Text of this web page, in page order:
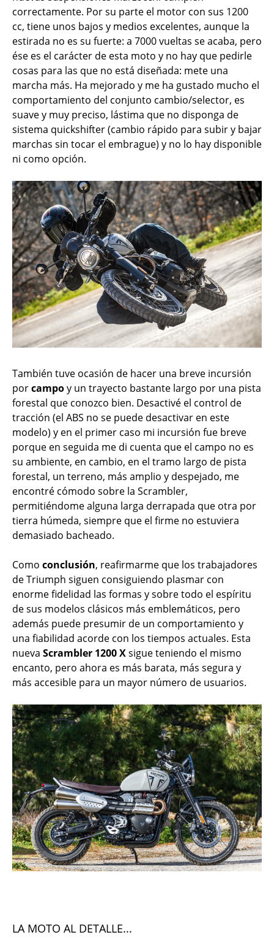
correctamente. Por su parte el motor con sus 1200
cc, tiene unos bajos y medios excelentes, aunque la
estirada no es su fuerte: a 7000 vueltas se acaba, pero
ése es el carácter de esta moto y no hay que pedirle
cosas para las que no está diseñada: mete una
marcha más. Ha mejorado y me ha gustado mucho el
comportamiento del conjunto cambio/selector, es
suave y muy preciso, lástima que no disponga de
sistema quickshifter (cambio rápido para subir y bajar
marchas sin tocar el embrague) y no lo hay disponible
ni como opción.
También tuve ocasión de hacer una breve incursión
porcampoy un trayecto bastante largo por una pista
forestal que conozco bien. Desactivé el control de
tracción (el ABS no se puede desactivar en este
modelo) y en el primer caso mi incursión fue breve
porque en seguida me di cuenta que el campo no es
su ambiente, en cambio, en el tramo largo de pista
forestal, un terreno, más amplio y despejado, me
encontré cómodo sobre la Scrambler,
permitiéndome alguna larga derrapada que otra por
tierra húmeda, siempre que el firme no estuviera
demasiado bacheado.
Como conclusión, reafirmarme que los trabajadores
de Triumph siguen consiguiendo plasmar con
enorme fidelidad las formas y sobre todo el espíritu
de sus modelos clásicos más emblemáticos, pero
además puede presumir de un comportamiento y
una fiabilidad acorde con los tiempos actuales. Esta
nueva Scrambler 1200 Xsigue teniendo el mismo
encanto, pero ahora es más barata, más segura y
más accesible para un mayor número de usuarios.
LA MOTO AL DETALLE...